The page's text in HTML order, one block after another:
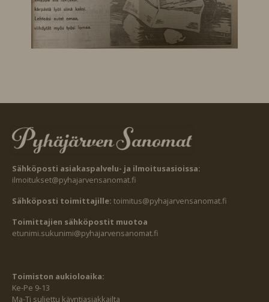
Sähköposti asiakaspalvelu- ja ilmoitusasioissa:
ilmoitukset@pyhajarvensanomat.fi
Sähköposti toimittajille: toimitus@pyhajarvensanomat.fi
Toimittajien sähköpostit muotoa
etunimi.sukunimi@pyhajarvensanomat.fi
Toimiston aukioloaika:
Ke-Pe 9-13
Ma-Ti suljettu käyntiasiakkailta